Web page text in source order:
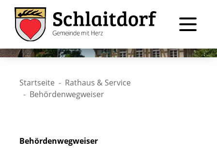
Startseite
Rathaus & Service
Behördenwegweiser
Behördenwegweiser